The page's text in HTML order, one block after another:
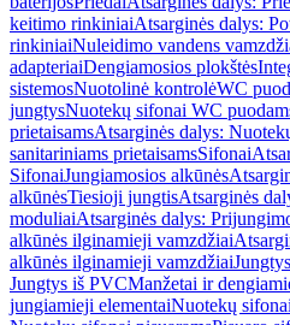
keitimo rinkiniaiAtsarginės dalys:
rinkiniaiNuleidimo vandens
adapteriaiDengiamosios plokštės
sistemosNuotolinė kontrolėWC
jungtysNuotekų sifonai WC
prietaisamsAtsarginės dalys:
sanitariniams prietaisamsSifonai
SifonaiJungiamosios alkūnės
alkūnėsTiesioji jungtisAtsarginės
moduliaiAtsarginės dalys:
alkūnės ilginamieji vamzdžiai
alkūnės ilginamieji vamzdžiai
Jungtys iš PVCManžetai ir
jungiamieji elementaiNuotekų